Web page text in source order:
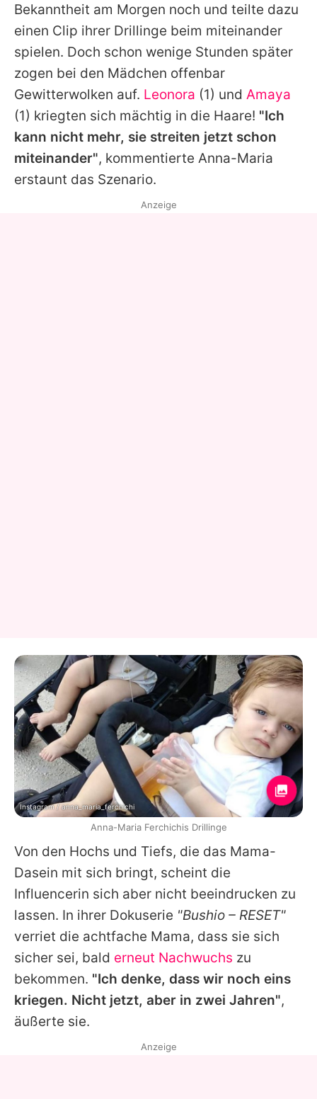
Bekanntheit am Morgen noch und teilte dazu
einen Clip ihrer Drillinge beim miteinander
spielen. Doch schon wenige Stunden später
zogen bei den Mädchen offenbar
Gewitterwolken auf. Leonora (1) und Amaya
(1) kriegten sich mächtig in die Haare! "Ich
kann nicht mehr, sie streiten jetzt schon
miteinander", kommentierte Anna-Maria
erstaunt das Szenario.
Von den Hochs und Tiefs, die das Mama-
Dasein mit sich bringt, scheint die
Influencerin sich aber nicht beeindrucken zu
lassen. In ihrer Dokuserie "Bushio – RESET"
verriet die achtfache Mama, dass sie sich
sicher sei, bald erneut Nachwuchs zu
bekommen. "Ich denke, dass wir noch eins
kriegen. Nicht jetzt, aber in zwei Jahren",
äußerte sie.
Anzeige
Instagram / anna_maria_ferchichi
Anna-Maria Ferchichis Drillinge
Anzeige